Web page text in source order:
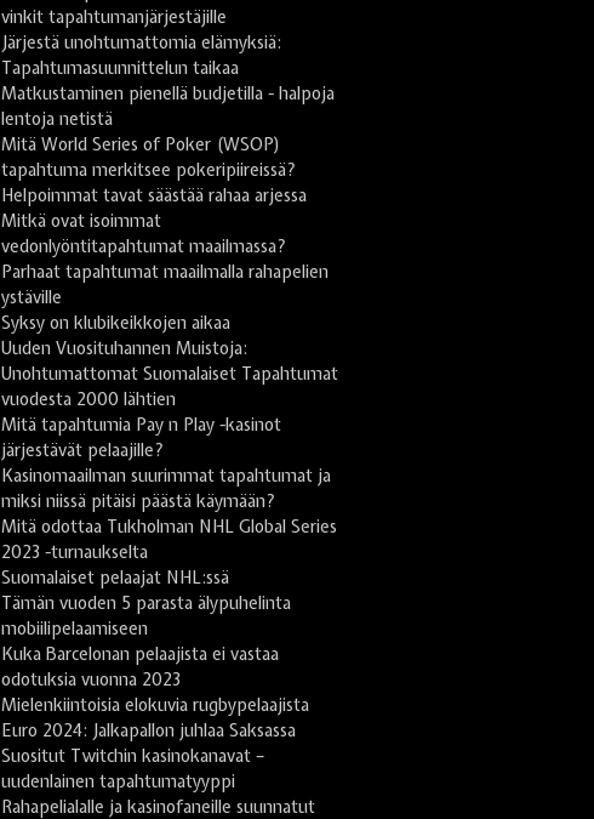
vinkit tapahtumanjärjestäjille
Järjestä unohtumattomia elämyksiä:
Tapahtumasuunnittelun taikaa
Matkustaminen pienellä budjetilla - halpoja
lentoja netistä
Mitä World Series of Poker (WSOP)
tapahtuma merkitsee pokeripiireissä?
Helpoimmat tavat säästää rahaa arjessa
Mitkä ovat isoimmat
vedonlyöntitapahtumat maailmassa?
Parhaat tapahtumat maailmalla rahapelien
ystäville
Syksy on klubikeikkojen aikaa
Uuden Vuosituhannen Muistoja:
Unohtumattomat Suomalaiset Tapahtumat
vuodesta 2000 lähtien
Mitä tapahtumia Pay n Play -kasinot
järjestävät pelaajille?
Kasinomaailman suurimmat tapahtumat ja
miksi niissä pitäisi päästä käymään?
Mitä odottaa Tukholman NHL Global Series
2023 -turnaukselta
Suomalaiset pelaajat NHL:ssä
Tämän vuoden 5 parasta älypuhelinta
mobiilipelaamiseen
Kuka Barcelonan pelaajista ei vastaa
odotuksia vuonna 2023
Mielenkiintoisia elokuvia rugbypelaajista
Euro 2024: Jalkapallon juhlaa Saksassa
Suositut Twitchin kasinokanavat –
uudenlainen tapahtumatyyppi
Rahapelialalle ja kasinofaneille suunnatut